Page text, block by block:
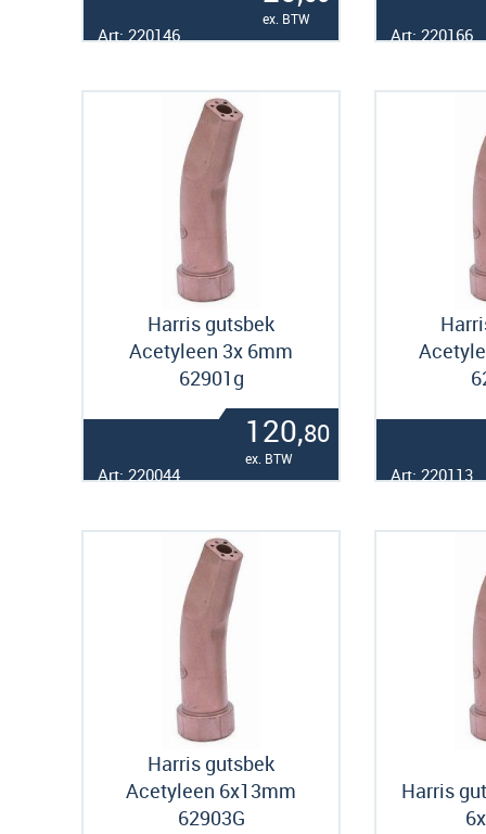
ex. BTW
Art: 220146 Art: 220166
Harris gutsbek
Acetyleen 3x 6mm
62901g
120,80
ex. BTW
Art: 220044 Art: 220113
Harris gutsbek
Acetyleen 6x13mm
62903G
Harris